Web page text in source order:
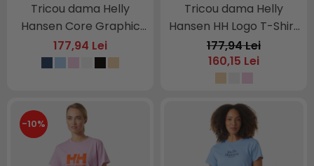
Tricou dama Helly
Hansen Core Graphic
T-Shirt
177,94 Lei
Tricou dama Helly
Hansen HH Logo T-Shirt
2
177,94 Lei
160,15 Lei
-10%